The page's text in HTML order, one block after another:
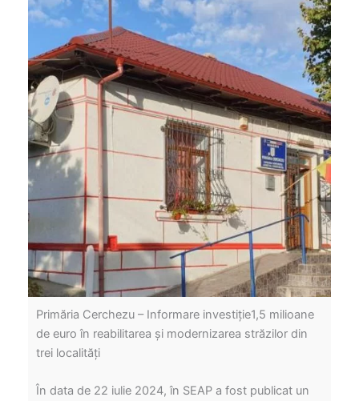
Primăria Cerchezu – Informare investiție1,5 milioane
de euro în reabilitarea și modernizarea străzilor din
trei localități
În data de 22 iulie 2024, în SEAP a fost publicat un